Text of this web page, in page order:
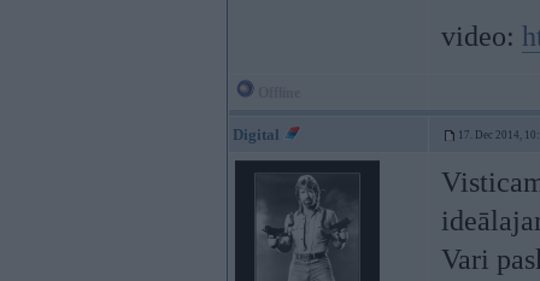
video:
Digital 17. Dec 2014,
Vari